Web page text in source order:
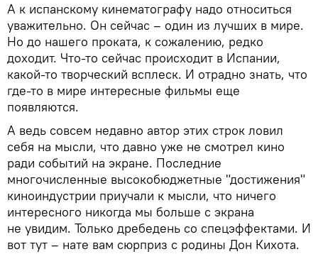
А к испанскому кинематографу надо относиться
уважительно. Он сейчас – один из лучших в мире.
Но до нашего проката, к сожалению, редко
доходит. Что-то сейчас происходит в Испании,
какой-то творческий всплеск. И отрадно знать, что
где-то в мире интересные фильмы еще
появляются.
А ведь совсем недавно автор этих строк ловил
себя на мысли, что давно уже не смотрел кино
ради событий на экране. Последние
многочисленные высокобюджетные "достижения"
киноиндустрии приучали к мысли, что ничего
интересного никогда мы больше с экрана
не увидим. Только дребедень со спецэффектами. И
вот тут – нате вам сюрприз с родины Дон Кихота.